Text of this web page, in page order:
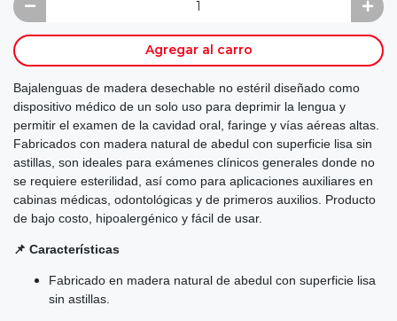
Agregar al carro
Bajalenguas de madera desechable no estéril diseñado como
dispositivo médico de un solo uso para deprimir la lengua y
permitir el examen de la cavidad oral, faringe y vías aéreas altas.
Fabricados con madera natural de abedul con superficie lisa sin
astillas, son ideales para exámenes clínicos generales donde no
se requiere esterilidad, así como para aplicaciones auxiliares en
cabinas médicas, odontológicas y de primeros auxilios. Producto
de bajo costo, hipoalergénico y fácil de usar.
📌 Características
Fabricado en madera natural de abedul con superficie lisa
sin astillas.